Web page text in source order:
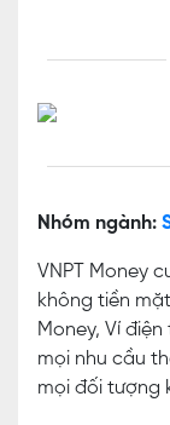
Nhóm ngành:
VNPT Money
không tiền
Money, Ví
mọi nhu cầu
mọi đối tượng